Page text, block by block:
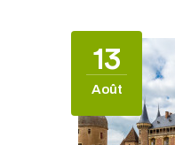
13
Août